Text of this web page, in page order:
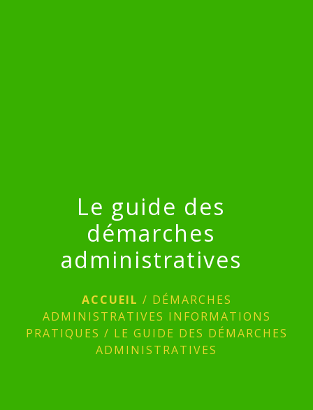
Le guide des
démarches
administratives
ACCUEIL / DÉMARCHES
ADMINISTRATIVES INFORMATIONS
PRATIQUES / LE GUIDE DES DÉMARCHES
ADMINISTRATIVES